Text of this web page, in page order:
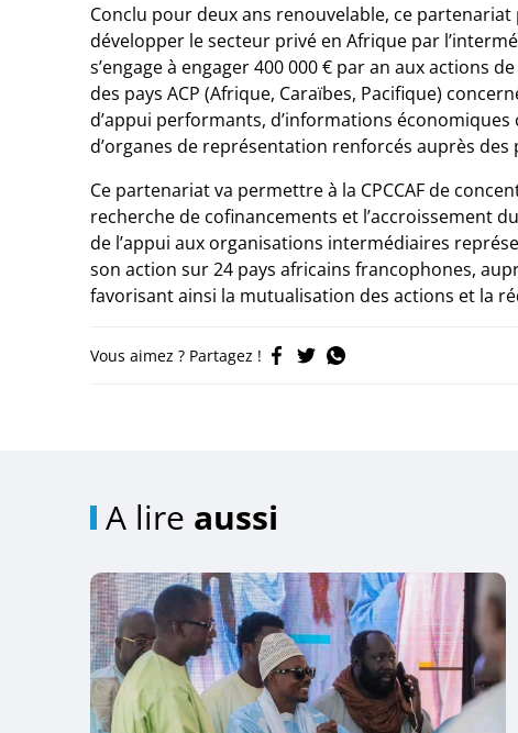
Conclu pour deux ans renouvelable, ce
développer le secteur privé en Afrique par
s’engage à engager 400 000 € par an aux actions
des pays ACP (Afrique, Caraïbes, Pacifique)
d’appui performants, d’informations
d’organes de représentation renforcés auprès des
Ce partenariat va permettre à la CPCCAF de
recherche de cofinancements et l’accroissement
de l’appui aux organisations intermédiaires
son action sur 24 pays africains francophones,
favorisant ainsi la mutualisation des actions et la
Vous aimez ? Partagez !
A lire aussi